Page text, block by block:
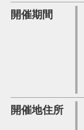
開催期間
開催地住所